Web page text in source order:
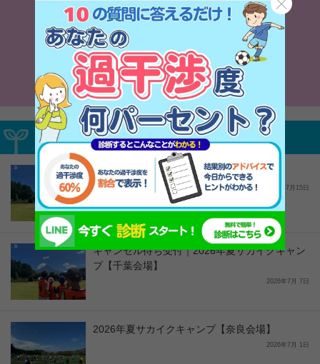
毎日の食事＋α
募集中サカイクイベント
2026年夏サカイクキャンプ【富士会場】
2026年7月15日
キャンセル待ち受付｜2026年夏サカイクキャン
プ【千葉会場】
2026年7月 7日
2026年夏サカイクキャンプ【奈良会場】
2026年7月 1日